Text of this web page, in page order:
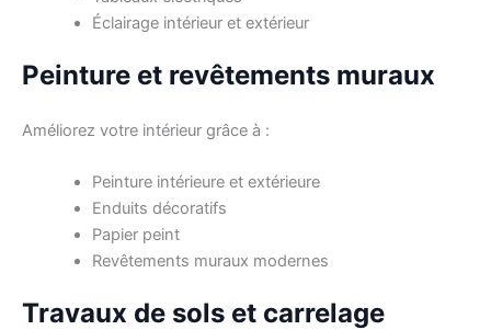
Éclairage intérieur et extérieur
Peinture et revêtements muraux
Améliorez votre intérieur grâce à :
Peinture intérieure et extérieure
Enduits décoratifs
Papier peint
Revêtements muraux modernes
Travaux de sols et carrelage